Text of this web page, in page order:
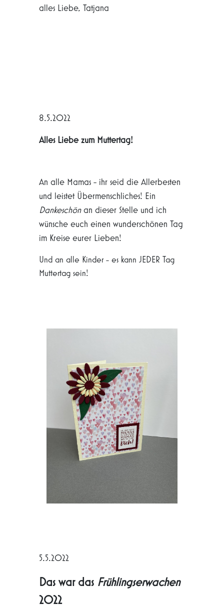
alles Liebe, Tatjana
8.5.2022
Alles Liebe zum Muttertag!
An alle Mamas - ihr seid die Allerbesten
und leistet Übermenschliches! Ein
Dankeschönan dieser Stelle und ich
wünsche euch einen wunderschönen Tag
im Kreise eurer Lieben!
Und an alle Kinder - es kann JEDER Tag
Muttertag sein!
5.5.2022
Das war das Frühlingserwachen
2022